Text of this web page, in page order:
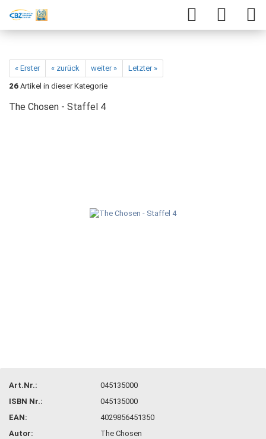
« Erster « zurück weiter »
Letzter »
26 Artikel in dieser Kategorie
The Chosen - Staffel 4
Art.Nr.:
045135000
ISBN Nr.:
045135000
EAN:
4029856451350
Autor:
The Chosen